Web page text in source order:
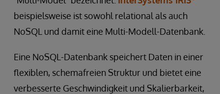
beispielsweise ist sowohl relational als auch
NoSQL und damit eine Multi-Modell-Datenbank.
Eine NoSQL-Datenbank speichert Daten in einer
flexiblen, schemafreien Struktur und bietet eine
verbesserte Geschwindigkeit und Skalierbarkeit,